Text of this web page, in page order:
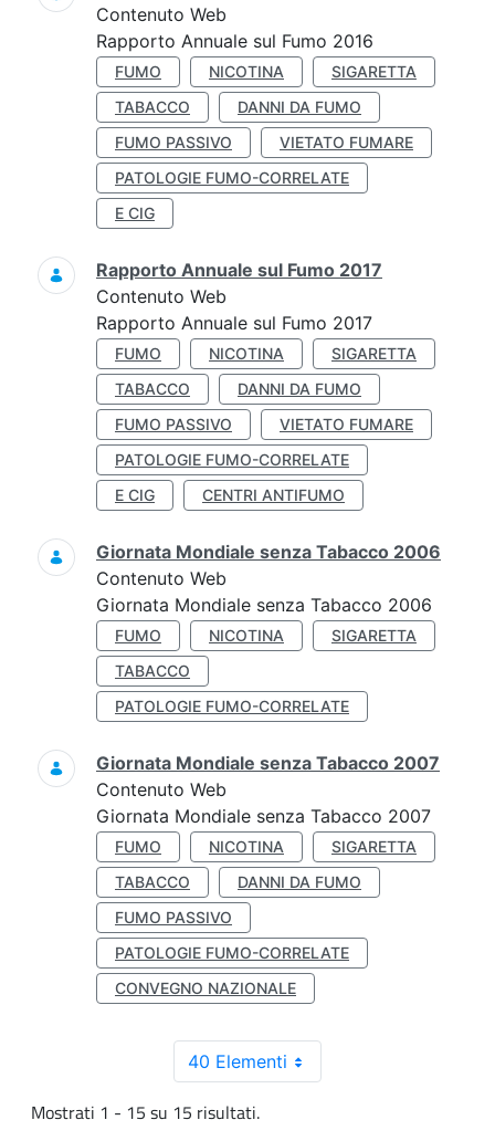
Contenuto Web
Rapporto Annuale sul Fumo 2016
FUMO NICOTINA
SIGARETTA
TABACCO
DANNI DA FUMO
FUMO PASSIVO
VIETATO FUMARE
PATOLOGIE FUMO-CORRELATE
E CIG
Rapporto Annuale sul Fumo 2017
Contenuto Web
Rapporto Annuale sul Fumo 2017
FUMO NICOTINA
SIGARETTA
TABACCO
DANNI DA FUMO
FUMO PASSIVO
VIETATO FUMARE
PATOLOGIE FUMO-CORRELATE
E CIG
CENTRI ANTIFUMO
Giornata Mondiale senza Tabacco 2006
Contenuto Web
Giornata Mondiale senza Tabacco 2006
FUMO NICOTINA
SIGARETTA
TABACCO
PATOLOGIE FUMO-CORRELATE
Giornata Mondiale senza Tabacco 2007
Contenuto Web
Giornata Mondiale senza Tabacco 2007
FUMO NICOTINA
SIGARETTA
TABACCO
DANNI DA FUMO
FUMO PASSIVO
PATOLOGIE FUMO-CORRELATE
CONVEGNO NAZIONALE
40 Elementi
Mostrati 1 - 15 su 15 risultati.